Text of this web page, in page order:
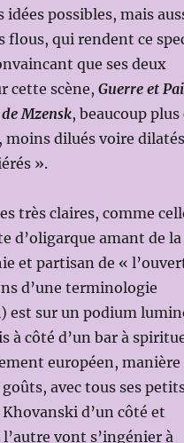
idées possibles, mais
flous, qui rendent ce
que ses deux
cette scène,Guerre et
Mzensk, beaucoup plus
moins dilués voire
».
très claires, comme
d’oligarque amant de la
et partisan de «
d’une terminologie
est sur un podium
à côté d’un bar à
européen, manière
avec tous ses
d’un côté et
vont s’ingénier à